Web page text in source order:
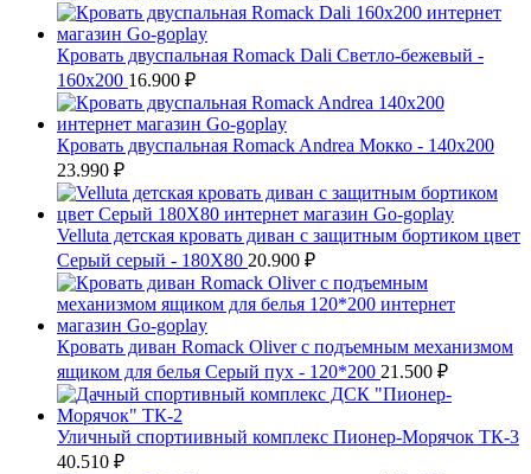
Кровать двуспальная Romack Dali Светло-бежевый -
160x200 16.900 ₽
Кровать двуспальная Romack Andrea Мокко - 140x200
23.990 ₽
Velluta детская кровать диван с защитным бортиком цвет
Серый серый - 180Х80 20.900 ₽
Кровать диван Romack Oliver с подъемным механизмом
ящиком для белья Серый пух - 120*200 21.500 ₽
Уличный спортиивный комплекс Пионер-Морячок ТК-3
40.510 ₽